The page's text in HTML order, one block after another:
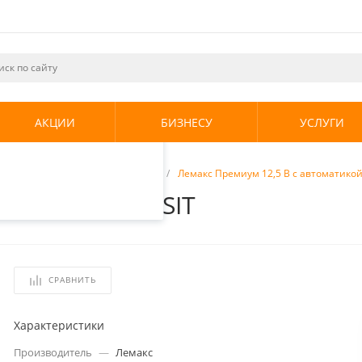
и
использования.
.
АКЦИИ БИЗНЕСУ УСЛУГИ
/ Лемакс Премиум 12,5 В с
630 SIT
СРАВНИТЬ
Характеристики
Производитель — Лемакс